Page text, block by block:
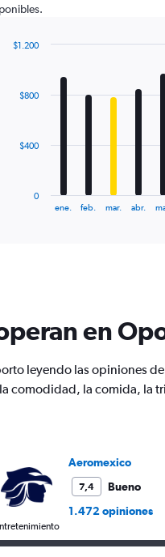
The
chart
has
Y
axis
to
1200.
ene. feb. mar. abr.
0
$400
$800
$1.200
en
leyendo las opiniones
comodidad, la comida, la
Aeromexico
7,4
Bueno
1.472 opiniones